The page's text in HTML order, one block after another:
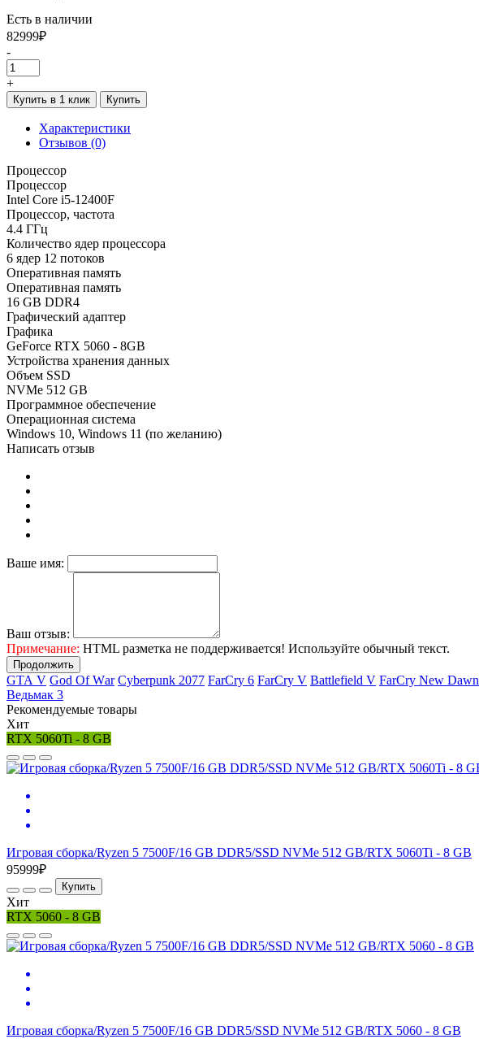
Есть в наличии
82999₽
-
+
Купить в 1 клик Купить
Характеристики
Отзывов (0)
Процессор
Процессор
Intel Core i5-12400F
Процессор, частота
4.4 ГГц
Количество ядер процессора
6 ядер 12 потоков
Оперативная память
Оперативная память
16 GB DDR4
Графический адаптер
Графика
GeForce RTX 5060 - 8GB
Устройства хранения данных
Объем SSD
NVMe 512 GB
Программное обеспечение
Операционная система
Windows 10, Windows 11 (по желанию)
Написать отзыв
Ваше имя:
Ваш отзыв:
Примечание: HTML разметка не поддерживается! Используйте обычный текст.
Продолжить
GТА V Gоd Оf Wаr Cyberpunk 2077 FаrСry 6 FarCry V Ваttlеfiеld V FаrСry Nеw Dаwn
Ведьмак 3
Рекомендуемые товары
Хит
RTX 5060Ti - 8 GB
Игровая сборка/Ryzen 5 7500F/16 GB DDR5/SSD NVMe 512 GB/RTX 5060Ti - 8 GB
95999₽
Купить
Хит
RTX 5060 - 8 GB
Игровая сборка/Ryzen 5 7500F/16 GB DDR5/SSD NVMe 512 GB/RTX 5060 - 8 GB